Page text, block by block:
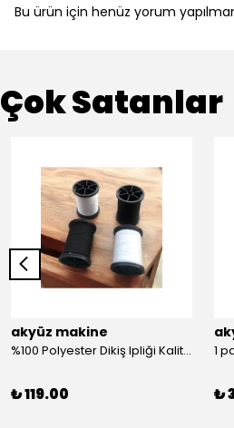
Bu ürün için henüz yorum
Çok Satanlar
akyüz makine
%100 Polyester Dikiş Ipliği Kaliteli 2 Adet Farklı Makara Ip Dikiş İpi Siyah&Beyaz 2'Li Set
₺ 119.00 ₺